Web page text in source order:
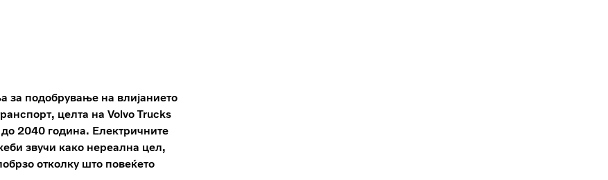
за подобрување на влијанието
целта на Volvo Trucks
2040 година. Електричните
звучи како нереална цел,
отколку што повеќето